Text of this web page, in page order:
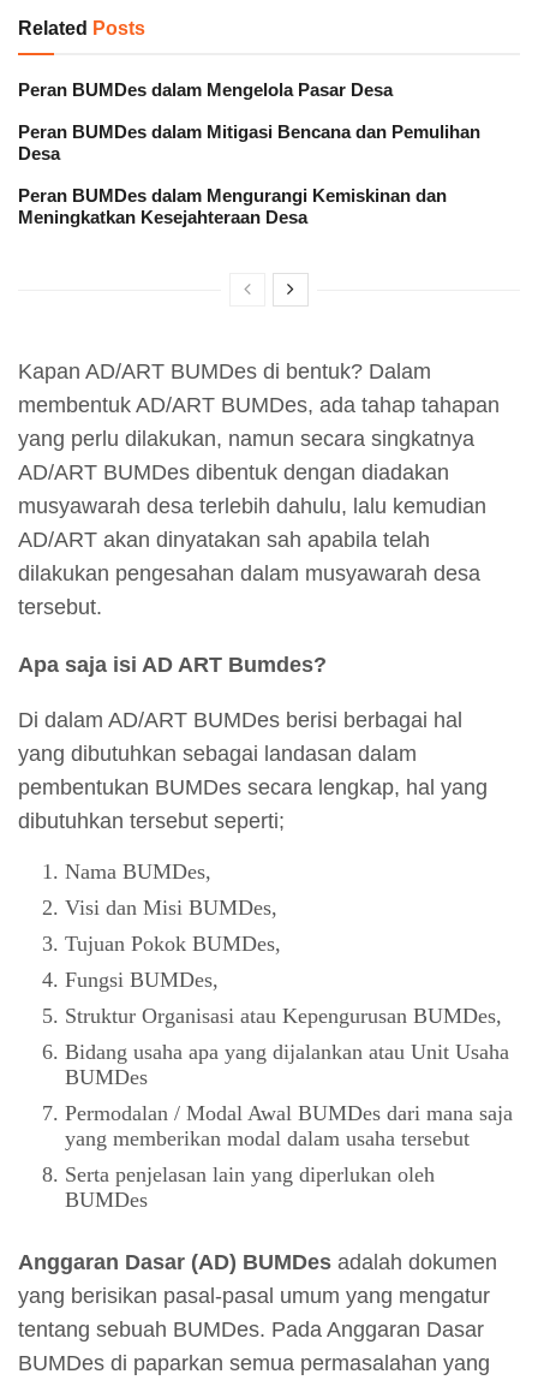
Related Posts
Peran BUMDes dalam Mengelola Pasar Desa
Peran BUMDes dalam Mitigasi Bencana dan Pemulihan
Desa
Peran BUMDes dalam Mengurangi Kemiskinan dan
Meningkatkan Kesejahteraan Desa
Kapan AD/ART BUMDes di bentuk? Dalam
membentuk AD/ART BUMDes, ada tahap tahapan
yang perlu dilakukan, namun secara singkatnya
AD/ART BUMDes dibentuk dengan diadakan
musyawarah desa terlebih dahulu, lalu kemudian
AD/ART akan dinyatakan sah apabila telah
dilakukan pengesahan dalam musyawarah desa
tersebut.
Apa saja isi AD ART Bumdes?
Di dalam AD/ART BUMDes berisi berbagai hal
yang dibutuhkan sebagai landasan dalam
pembentukan BUMDes secara lengkap, hal yang
dibutuhkan tersebut seperti;
Nama BUMDes,
Visi dan Misi BUMDes,
Tujuan Pokok BUMDes,
Fungsi BUMDes,
Struktur Organisasi atau Kepengurusan BUMDes,
Bidang usaha apa yang dijalankan atau Unit Usaha
BUMDes
Permodalan / Modal Awal BUMDes dari mana saja
yang memberikan modal dalam usaha tersebut
Serta penjelasan lain yang diperlukan oleh
BUMDes
Anggaran Dasar (AD) BUMDes adalah dokumen
yang berisikan pasal-pasal umum yang mengatur
tentang sebuah BUMDes. Pada Anggaran Dasar
BUMDes di paparkan semua permasalahan yang